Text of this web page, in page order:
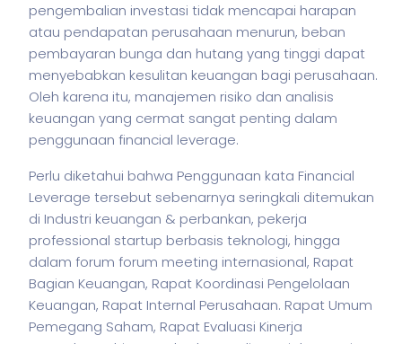
pengembalian investasi tidak mencapai harapan
atau pendapatan perusahaan menurun, beban
pembayaran bunga dan hutang yang tinggi dapat
menyebabkan kesulitan keuangan bagi perusahaan.
Oleh karena itu, manajemen risiko dan analisis
keuangan yang cermat sangat penting dalam
penggunaan financial leverage.
Perlu diketahui bahwa Penggunaan kata Financial
Leverage tersebut sebenarnya seringkali ditemukan
di Industri keuangan & perbankan, pekerja
professional startup berbasis teknologi, hingga
dalam forum forum meeting internasional, Rapat
Bagian Keuangan, Rapat Koordinasi Pengelolaan
Keuangan, Rapat Internal Perusahaan. Rapat Umum
Pemegang Saham, Rapat Evaluasi Kinerja